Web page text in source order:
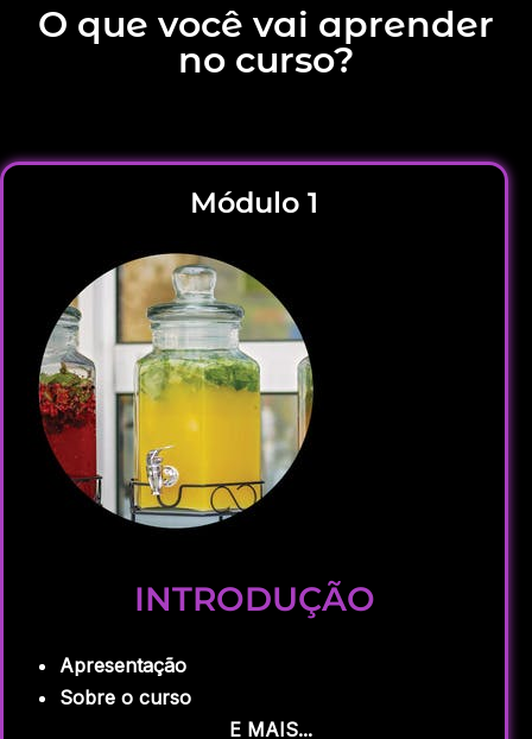
O que você vai aprender
no curso?
Módulo 1
INTRODUÇÃO
Apresentação
Sobre o curso
E MAIS...